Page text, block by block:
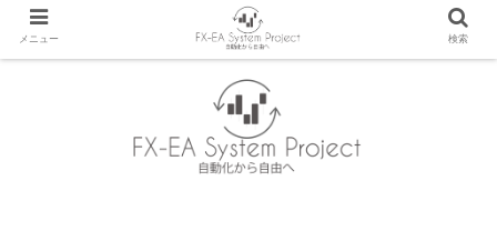
メニュー 検索